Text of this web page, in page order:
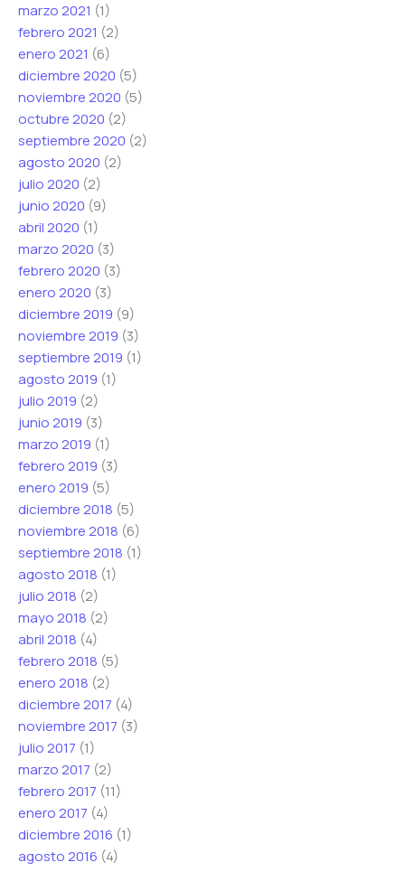
marzo 2021 (1)
febrero 2021 (2)
enero 2021 (6)
diciembre 2020 (5)
noviembre 2020 (5)
octubre 2020 (2)
septiembre 2020 (2)
agosto 2020 (2)
julio 2020 (2)
junio 2020 (9)
abril 2020 (1)
marzo 2020 (3)
febrero 2020 (3)
enero 2020 (3)
diciembre 2019 (9)
noviembre 2019 (3)
septiembre 2019 (1)
agosto 2019 (1)
julio 2019 (2)
junio 2019 (3)
marzo 2019 (1)
febrero 2019 (3)
enero 2019 (5)
diciembre 2018 (5)
noviembre 2018 (6)
septiembre 2018 (1)
agosto 2018 (1)
julio 2018 (2)
mayo 2018 (2)
abril 2018 (4)
febrero 2018 (5)
enero 2018 (2)
diciembre 2017 (4)
noviembre 2017 (3)
julio 2017 (1)
marzo 2017 (2)
febrero 2017 (11)
enero 2017 (4)
diciembre 2016 (1)
agosto 2016 (4)